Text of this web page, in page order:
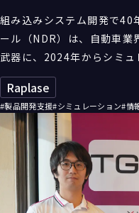
組み込みシステム開発で40
ール（NDR）は、自動車業
武器に、2024年からシミ
高速化するサービス「SimA
の基盤に採用されているの
「Raplase」だ。製品開発
短縮することで、日本の製
Raplase
#製品開発支援#シミュレーション#情